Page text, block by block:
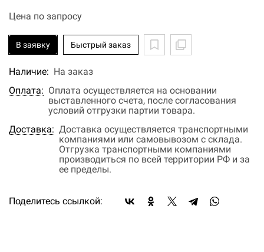
Цена по запросу
В заявку Быстрый заказ
Наличие: На заказ
Оплата: Оплата осуществляется на основании
выставленного счета, после согласования
условий отгрузки партии товара.
Доставка: Доставка осуществляется транспортными
компаниями или самовывозом с склада.
Отгрузка транспортными компаниями
производиться по всей территории РФ и за
ее пределы.
Поделитесь ссылкой: